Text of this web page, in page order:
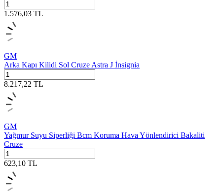
1.576,03 TL
GM
Arka Kapı Kilidi Sol Cruze Astra J İnsignia
8.217,22 TL
GM
Yağmur Suyu Siperliği Bcm Koruma Hava Yönlendirici Bakaliti
Cruze
623,10 TL